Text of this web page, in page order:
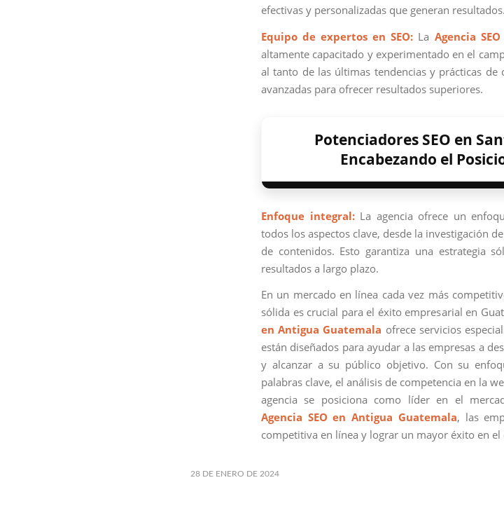
efectivas y personalizadas que generan resultados.
Equipo de expertos en SEO: La Agencia
altamente capacitado y experimentado en el
al tanto de las últimas tendencias y prácticas
avanzadas para ofrecer resultados superiores.
Potenciadores SEO en
Encabezando el
Enfoque integral:La agencia ofrece un
todos los aspectos clave, desde la investigación
de contenidos. Esto garantiza una estrategia
resultados a largo plazo.
En un mercado en línea cada vez más
sólida es crucial para el éxito empresarial en
en Antigua Guatemala ofrece servicios
están diseñados para ayudar a las empresas a
y alcanzar a su público objetivo. Con su
palabras clave, el análisis de competencia en la
agencia se posiciona como líder en el
Agencia SEO en Antigua Guatemala, las
competitiva en línea y lograr un mayor éxito en
28 DE ENERO DE 2024